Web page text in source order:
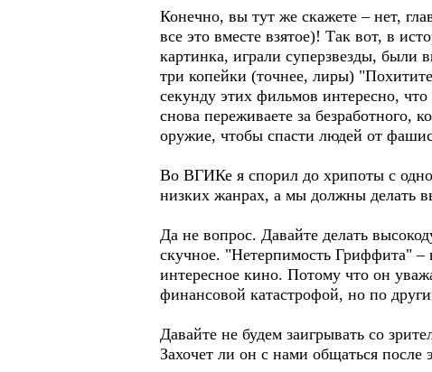
Конечно, вы тут же скажете – нет,
все это вместе взятое)! Так вот, в
картинка, играли суперзвезды,
три копейки (точнее, лиры)
секунду этих фильмов интересно,
снова переживаете за безработного,
оружие, чтобы спасти людей от
Во ВГИКе я спорил до хрипоты с
низких жанрах, а мы должны делать
Да не вопрос. Давайте делать
скучное. "Нетерпимость Гриффита" –
интересное кино. Потому что он
финансовой катастрофой, но по
Давайте не будем заигрывать со
Захочет ли он с нами общаться после